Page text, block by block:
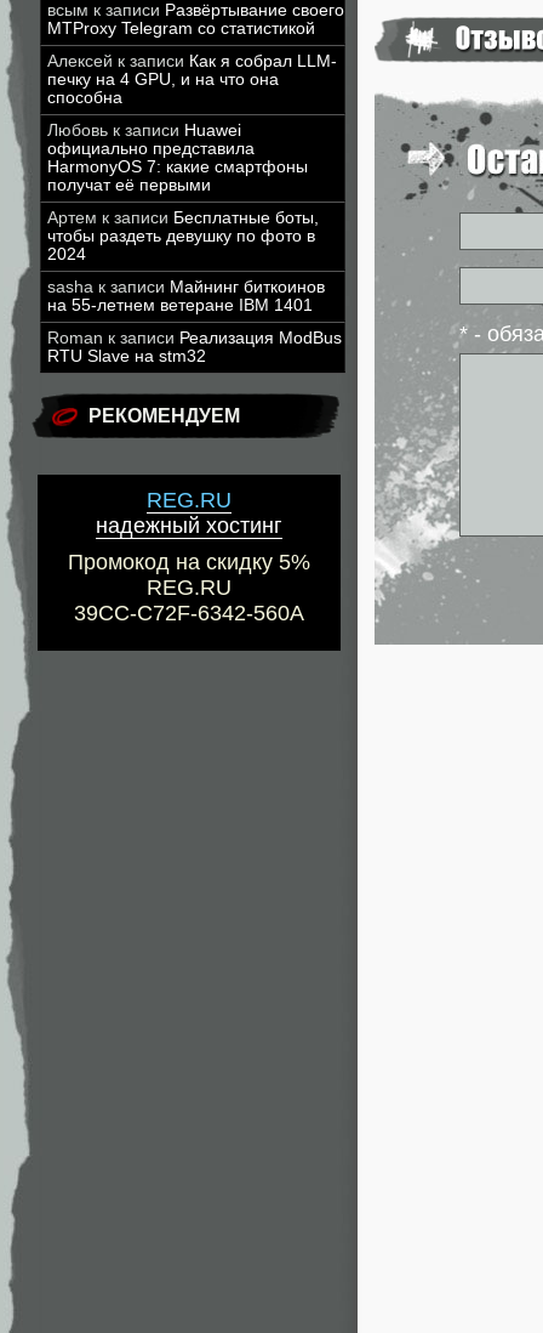
всым к записи Развёртывание своего
MTProxy Telegram со статистикой
Алексей к записи Как я собрал LLM-
печку на 4 GPU, и на что она
способна
Любовь к записи Huawei
официально представила
HarmonyOS 7: какие смартфоны
получат её первыми
Артем к записи Бесплатные боты,
чтобы раздеть девушку по фото в
2024
sasha к записи Майнинг биткоинов
на 55-летнем ветеране IBM 1401
Roman к записи Реализация ModBus
RTU Slave на stm32
РЕКОМЕНДУЕМ
REG.RU
надежный хостинг
Промокод на скидку 5%
REG.RU
39CC-C72F-6342-560A
* -